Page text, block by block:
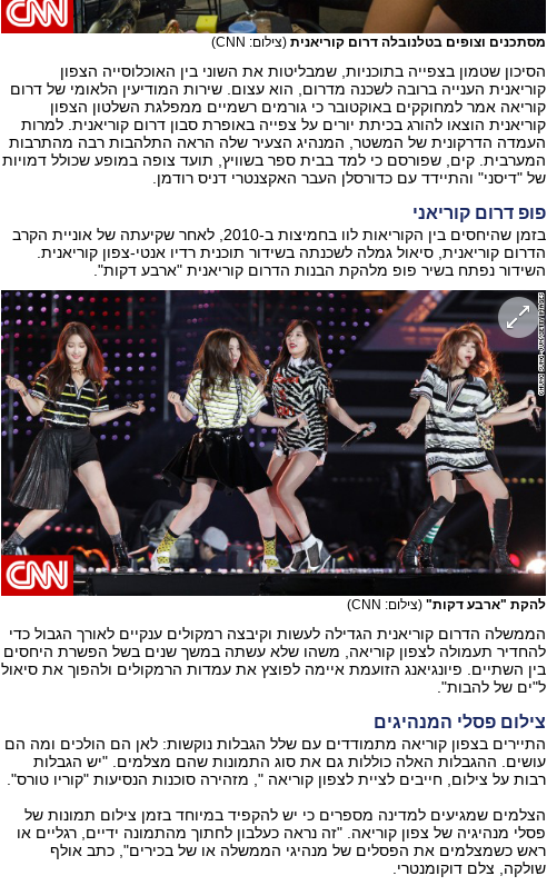
מסתכנים וצופים בטלנובלה דרום קוריאנית (צילום: CNN)
הסיכון שטמון בצפייה בתוכניות, שמבליטות את השוני בין האוכלוסייה הצפון
קוריאנית הענייה ברובה לשכנה מדרום, הוא עצום. שירות המודיעין הלאומי של דרום
קוריאה אמר למחוקקים באוקטובר כי גורמים רשמיים ממפלגת השלטון הצפון
קוריאנית הוצאו להורג בכיתת יורים על צפייה באופרת סבון דרום קוריאנית. למרות
העמדה הדרקונית של המשטר, המנהיג הצעיר שלה הראה התלהבות רבה מהתרבות
המערבית. קים, שפורסם כי למד בבית ספר בשוויץ, תועד צופה במופע שכולל דמויות
של "דיסני" והתיידד עם כדורסלן העבר האקצנטרי דניס רודמן.
פופ דרום קוריאני
בזמן שהיחסים בין הקוריאות לוו בחמיצות ב-2010, לאחר שקיעתה של אוניית הקרב
הדרום קוריאנית, סיאול גמלה לשכנתה בשידור תוכנית רדיו אנטי-צפון קוריאנית.
השידור נפתח בשיר פופ מלהקת הבנות הדרום קוריאנית "ארבע דקות".
להקת "ארבע דקות" (צילום: CNN)
הממשלה הדרום קוריאנית הגדילה לעשות וקיבצה רמקולים ענקיים לאורך הגבול כדי
להחדיר תעמולה לצפון קוריאה, משהו שלא עשתה במשך שנים בשל הפשרת היחסים
בין השתיים. פיונגיאנג הזועמת איימה לפוצץ את עמדות הרמקולים ולהפוך את סיאול
ל"ים של להבות".
צילום פסלי המנהיגים
התיירים בצפון קוריאה מתמודדים עם שלל הגבלות נוקשות: לאן הם הולכים ומה הם
עושים. ההגבלות האלה כוללות גם את סוג התמונות שהם מצלמים. "יש הגבלות
רבות על צילום, חייבים לציית לצפון קוריאה ", מזהירה סוכנות הנסיעות "קוריו טורס".
הצלמים שמגיעים למדינה מספרים כי יש להקפיד במיוחד בזמן צילום תמונות של
פסלי מנהיגיה של צפון קוריאה. "זה נראה כעלבון לחתוך מהתמונה ידיים, רגליים או
ראש כשמצלמים את הפסלים של מנהיגי הממשלה או של בכירים", כתב אולף
שולקה, צלם דוקומנטרי.